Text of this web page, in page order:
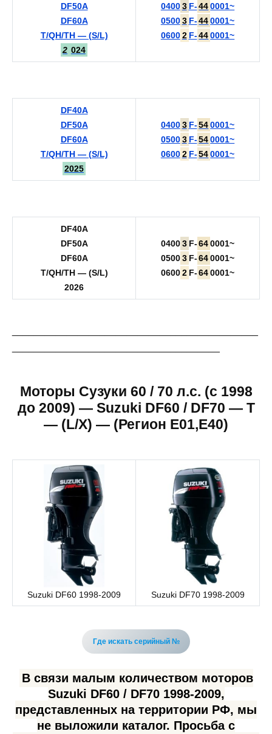
DF50A
DF60A
T/QH/TH — (S/L)
2 024
0400 3 F-44 0001~
0500 3 F-44 0001~
0600 2 F-44 0001~
DF40A
DF50A
DF60A
T/QH/TH — (S/L)
2025
0400 3 F-54 0001~
0500 3 F-54 0001~
0600 2 F-54 0001~
DF40A
DF50A
DF60A
T/QH/TH — (S/L)
2026
0400 3 F-64 0001~
0500 3 F-64 0001~
0600 2 F-64 0001~
Моторы Сузуки 60 / 70 л.с. (c 1998
до 2009) — Suzuki DF60 / DF70 — T
— (L/X) — (Регион E01,E40)
Suzuki DF60 1998-2009 Suzuki DF70 1998-2009
Где искать серийный №
В связи малым количеством моторов
Suzuki DF60 / DF70 1998-2009,
представленных на территории РФ, мы
не выложили каталог. Просьба с